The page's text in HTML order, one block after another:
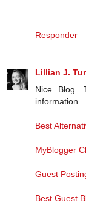
Responder
Lillian J.
Nice Blog.
information.
Best
MyBlogger
Guest
Best Guest